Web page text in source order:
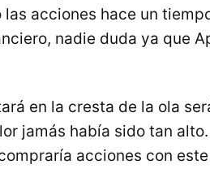
acciones hace un
nadie duda ya que
en la cresta de la ola
jamás había sido tan
acciones con